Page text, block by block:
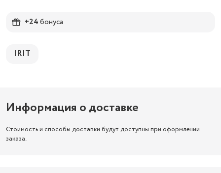
+24бонуса
IRIT
Информация о доставке
Стоимость и способы доставки будут доступны при оформлении
заказа.